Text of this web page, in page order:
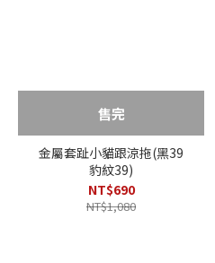
售完
金屬套趾小貓跟涼拖(黑39
豹紋39)
NT$690
NT$1,080